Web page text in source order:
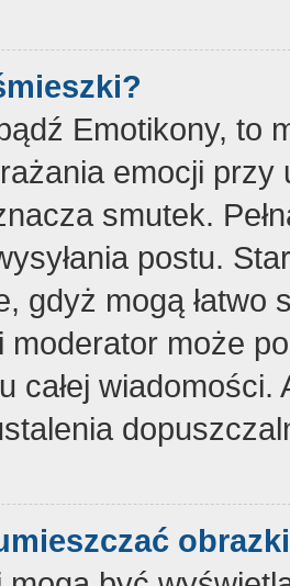
Emotikony, to
emocji
smutek.
postu.
gdyż mogą
moderator może
całej